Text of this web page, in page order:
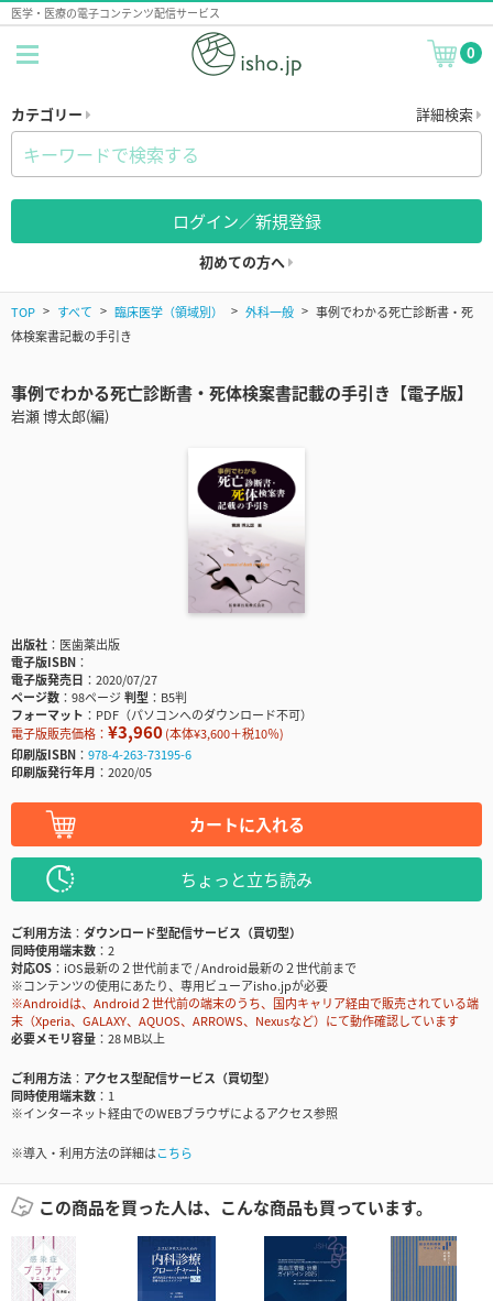
医学・医療の電子コンテンツ配信サービス
0
カテゴリー 詳細検索
ログイン／新規登録
初めての方へ
TOP すべて 臨床医学（領域別） 外科一般
事例でわかる死亡診断書・死
体検案書記載の手引き
事例でわかる死亡診断書・死体検案書記載の手引き【電子版】
岩瀬 博太郎(編)
出版社
医歯薬出版
電子版ISBN
電子版発売日
2020/07/27
ページ数
98ページ判型
B5判
フォーマット
PDF（パソコンへのダウンロード不可）
電子版販売価格： ¥3,960(本体¥3,600＋税10％)
印刷版ISBN
978-4-263-73195-6
印刷版発行年月
2020/05
カートに入れる
ちょっと立ち読み
ご利用方法
ダウンロード型配信サービス（買切型）
同時使用端末数
2
対応OS
iOS最新の２世代前まで / Android最新の２世代前まで
※コンテンツの使用にあたり、専用ビューアisho.jpが必要
※Androidは、Android２世代前の端末のうち、国内キャリア経由で販売されている端
末（Xperia、GALAXY、AQUOS、ARROWS、Nexusなど）にて動作確認しています
必要メモリ容量
28 MB以上
ご利用方法
アクセス型配信サービス（買切型）
同時使用端末数
1
※インターネット経由でのWEBブラウザによるアクセス参照
※導入・利用方法の詳細はこちら
この商品を買った人は、こんな商品も買っています。